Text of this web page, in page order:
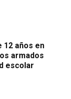
12 años en
armados
escolar